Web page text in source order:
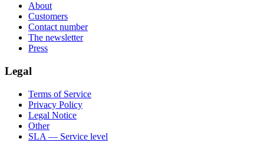
About
Customers
Contact number
The newsletter
Press
Legal
Terms of Service
Privacy Policy
Legal Notice
Other
SLA — Service level